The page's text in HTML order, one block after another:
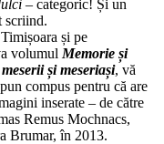
– categoric! Și un
scriind.
și pe
volumul Memorie și
și meseriași, vă
compus pentru că are
inserate – de către
Remus Mochnacs,
Brumar, în 2013.